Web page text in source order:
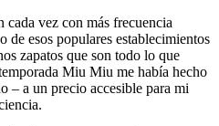
cada vez con más frecuencia
de esos populares establecimientos
zapatos que son todo lo que
Miu Miu me había hecho
– a un precio accesible para mi